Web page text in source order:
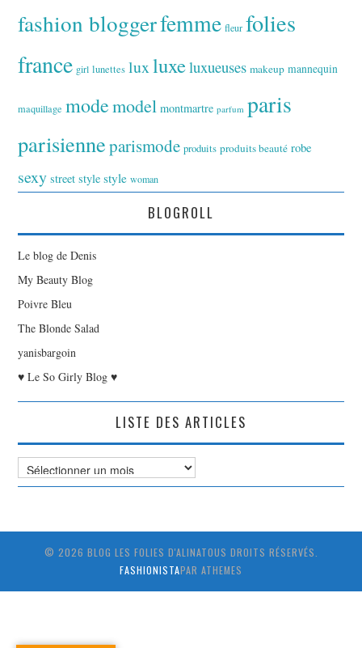
fashion bloggerfemme fleur folies
france girl lunettes luxluxeluxueuses makeup mannequin
maquillage modemodel montmartre parfum paris
parisienneparismode produits produits beauté robe
sexy street style style woman
BLOGROLL
Le blog de Denis
My Beauty Blog
Poivre Bleu
The Blonde Salad
yanisbargoin
♥ Le So Girly Blog ♥
LISTE DES ARTICLES
Liste
des
© 2026 BLOG LES FOLIES D'ALINATOUS DROITS RÉSERVÉS.
FASHIONISTAPAR ATHEMES